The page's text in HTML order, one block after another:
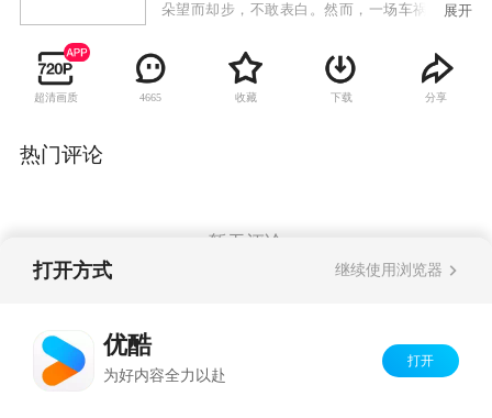
朵望而却步，不敢表白。然而，一场车祸彻底改
亮，她应聘进入钻石公司工作，成为了一名设计
师助理。米朵在职场上经历了种种挫折，她屡败
屡战、不言放弃。米朵的乐观积极深深吸引了萧
展开
超清画质 4665 收藏 下载 分享
热门评论
暂无评论
打开方式 继续使用浏览器
优酷
为好内容全力以赴
打开